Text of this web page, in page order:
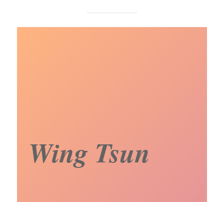
Wing Tsun